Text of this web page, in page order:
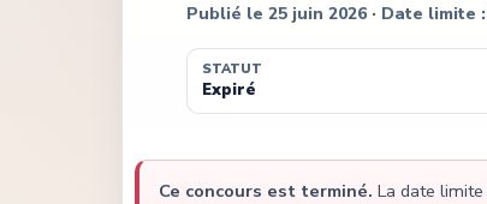
Publié le 25 juin 2026 · Date limite :
STATUT
Expiré
Ce concours est terminé. La date